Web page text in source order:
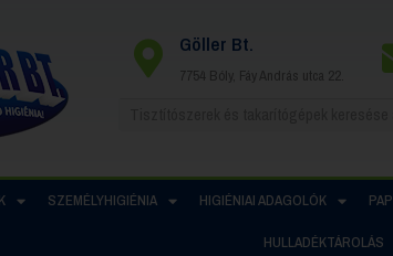
Göller Bt.
7754 Bóly, Fáy András utca 22.
SZEMÉLYHIGIÉNIA HIGIÉNIAI ADAGOLÓK
HULLADÉKTÁROLÁS